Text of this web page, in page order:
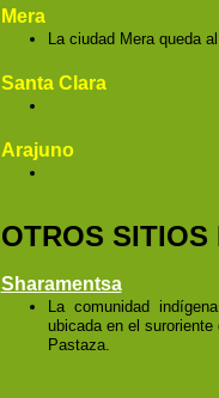
Mera
La ciudad Mera queda
Santa Clara
Arajuno
OTROS SITIOS
Sharamentsa
La comunidad
ubicada en el
Pastaza.